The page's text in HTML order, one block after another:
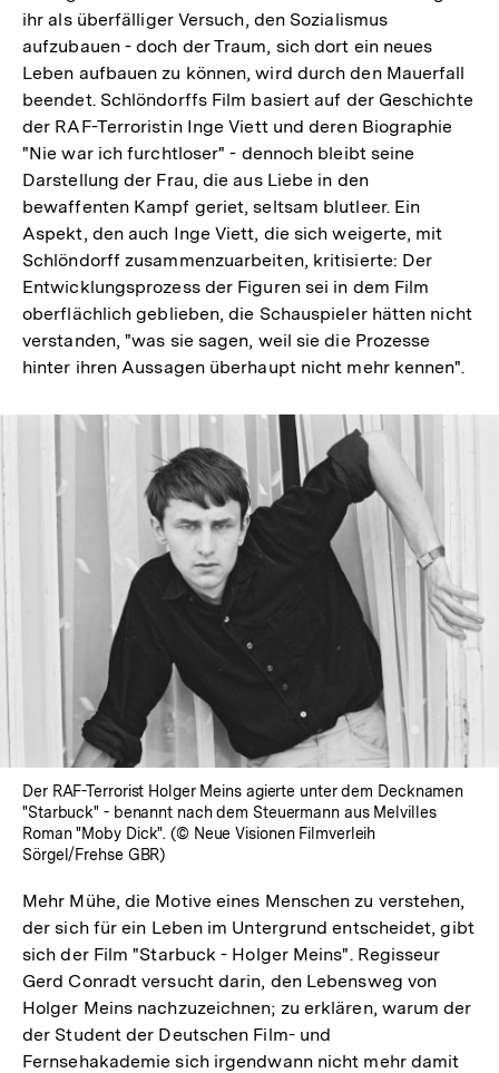
ihr als überfälliger Versuch, den Sozialismus
aufzubauen - doch der Traum, sich dort ein neues
Leben aufbauen zu können, wird durch den Mauerfall
beendet. Schlöndorffs Film basiert auf der Geschichte
der RAF-Terroristin Inge Viett und deren Biographie
"Nie war ich furchtloser" - dennoch bleibt seine
Darstellung der Frau, die aus Liebe in den
bewaffenten Kampf geriet, seltsam blutleer. Ein
Aspekt, den auch Inge Viett, die sich weigerte, mit
Schlöndorff zusammenzuarbeiten, kritisierte: Der
Entwicklungsprozess der Figuren sei in dem Film
oberflächlich geblieben, die Schauspieler hätten nicht
verstanden, "was sie sagen, weil sie die Prozesse
hinter ihren Aussagen überhaupt nicht mehr kennen".
öffnen
Der RAF-Terrorist Holger Meins agierte unter dem Decknamen
"Starbuck" - benannt nach dem Steuermann aus Melvilles
Roman "Moby Dick". (© Neue Visionen Filmverleih
Sörgel/Frehse GBR)
Mehr Mühe, die Motive eines Menschen zu verstehen,
der sich für ein Leben im Untergrund entscheidet, gibt
sich der Film "Starbuck - Holger Meins". Regisseur
Gerd Conradt versucht darin, den Lebensweg von
Holger Meins nachzuzeichnen; zu erklären, warum der
der Student der Deutschen Film- und
Fernsehakademie sich irgendwann nicht mehr damit